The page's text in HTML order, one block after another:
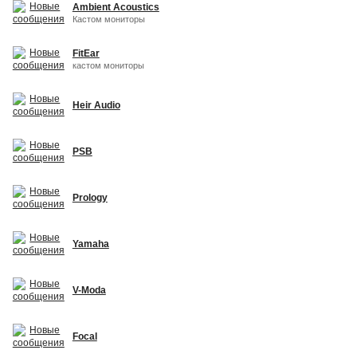
Ambient Acoustics
Кастом мониторы
FitEar
кастом мониторы
Heir Audio
PSB
Prology
Yamaha
V-Moda
Focal